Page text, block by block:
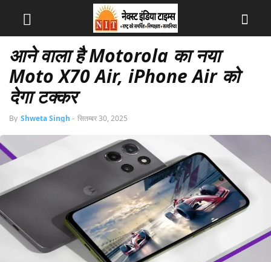
आने वाला है Motorola का नया
Moto X70 Air, iPhone Air को
देगा टक्कर
By Shweta Singh - सितम्बर 30, 2025